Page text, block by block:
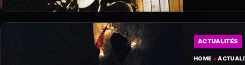
ACTUALITÉS
HOME »